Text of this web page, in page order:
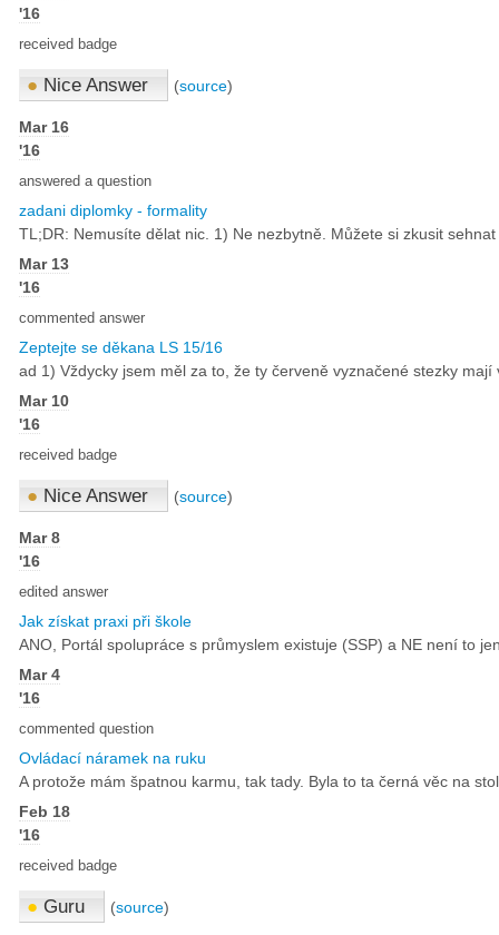
'16
received badge
● Nice Answer (source)
Mar 16
'16
answered a question
zadani diplomky - formality
TL;DR: Nemusíte dělat nic. 1) Ne nezbytně. Můžete si zkusit
Mar 13
'16
commented answer
Zeptejte se děkana LS 15/16
ad 1) Vždycky jsem měl za to, že ty červeně vyznačené stezky
Mar 10
'16
received badge
● Nice Answer (source)
Mar 8
'16
edited answer
Jak získat praxi při škole
ANO, Portál spolupráce s průmyslem existuje (SSP) a NE není to
Mar 4
'16
commented question
Ovládací náramek na ruku
A protože mám špatnou karmu, tak tady. Byla to ta černá věc na
Feb 18
'16
received badge
● Guru (source)